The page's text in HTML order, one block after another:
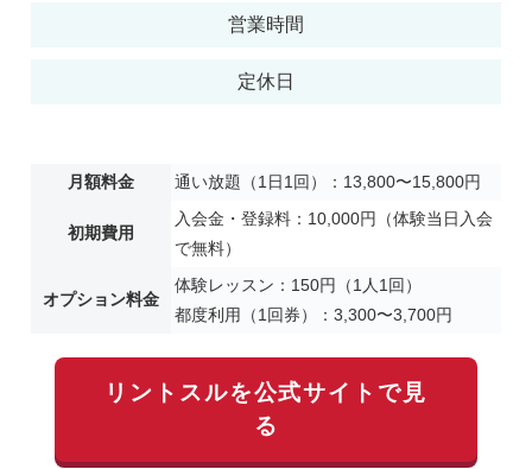
営業時間
定休日
月額料金 通い放題（1日1回）：13,800〜15,800円
初期費用
入会金・登録料：10,000円（体験当日入会
で無料）
オプション料金
体験レッスン：150円（1人1回）
都度利用（1回券）：3,300〜3,700円
リントスルを公式サイトで見
る